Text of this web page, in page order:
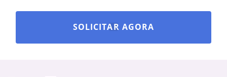
SOLICITAR AGORA